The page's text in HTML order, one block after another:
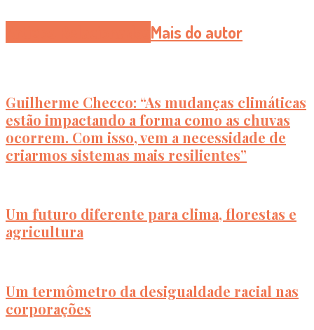
Mais do autor
Guilherme Checco: “As mudanças climáticas
estão impactando a forma como as chuvas
ocorrem. Com isso, vem a necessidade de
criarmos sistemas mais resilientes”
Um futuro diferente para clima, florestas e
agricultura
Um termômetro da desigualdade racial nas
corporações